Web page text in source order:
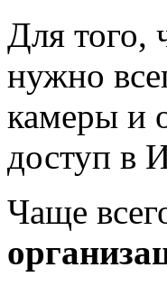
Для того,
нужно
камеры и
доступ в
Чаще